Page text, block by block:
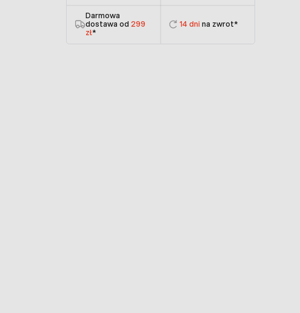
Darmowa
dostawa od 299
zł*
14 dni na zwrot*